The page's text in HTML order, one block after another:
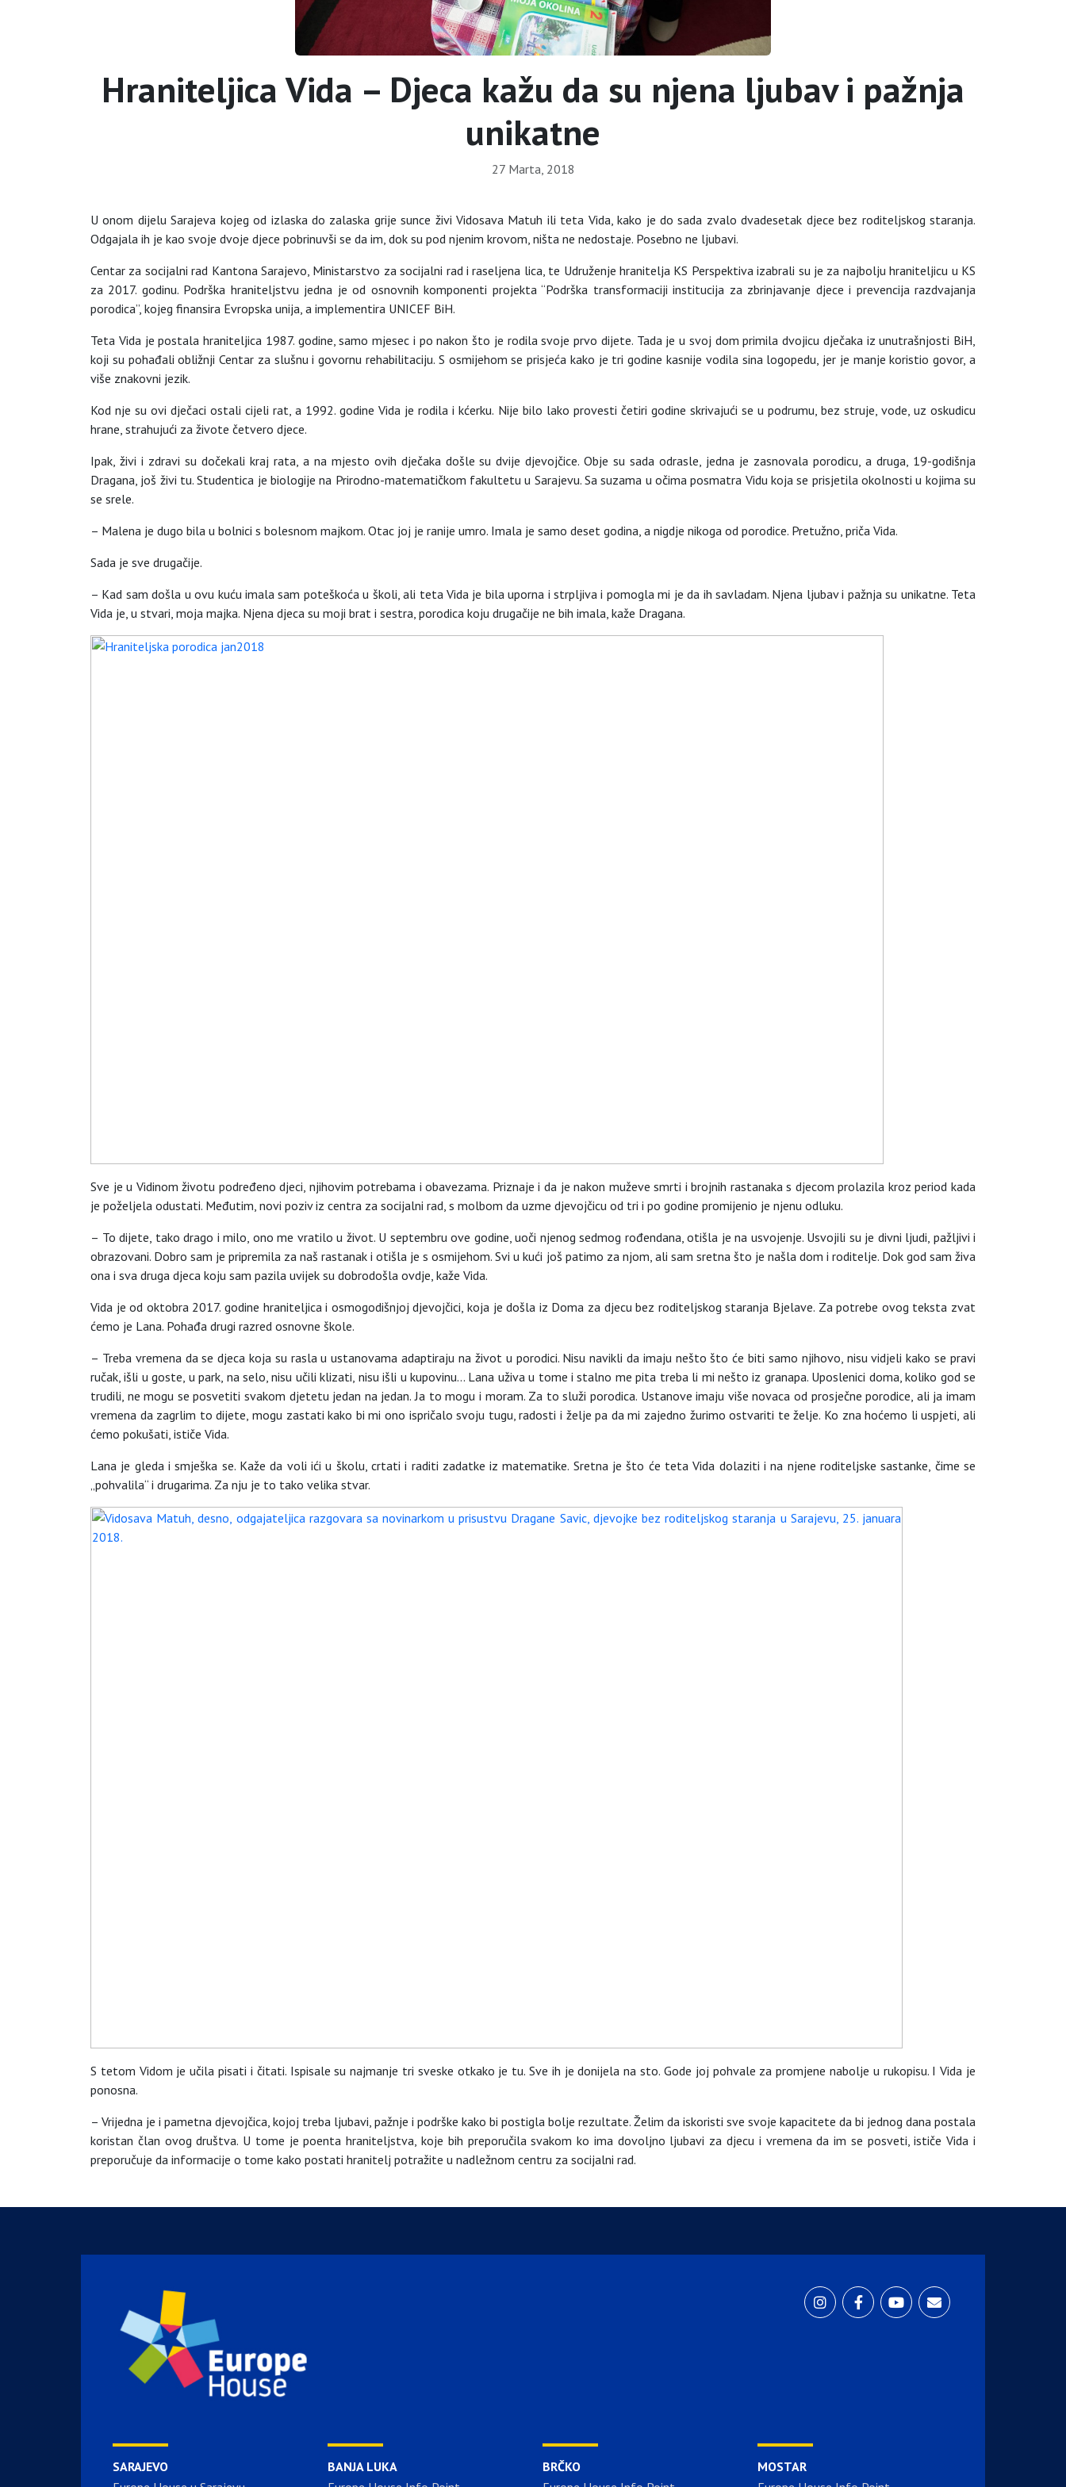
Hraniteljica Vida – Djeca kažu da su njena ljubav i pažnja
unikatne
27 Marta, 2018
U onom dijelu Sarajeva kojeg od izlaska do zalaska grije sunce živi Vidosava Matuh ili teta Vida, kako je do sada zvalo dvadesetak djece bez roditeljskog staranja.
Odgajala ih je kao svoje dvoje djece pobrinuvši se da im, dok su pod njenim krovom, ništa ne nedostaje. Posebno ne ljubavi.
Centar za socijalni rad Kantona Sarajevo, Ministarstvo za socijalni rad i raseljena lica, te Udruženje hranitelja KS Perspektiva izabrali su je za najbolju hraniteljicu u KS
za 2017. godinu. Podrška hraniteljstvu jedna je od osnovnih komponenti projekta “Podrška transformaciji institucija za zbrinjavanje djece i prevencija razdvajanja
porodica”, kojeg finansira Evropska unija, a implementira UNICEF BiH.
Teta Vida je postala hraniteljica 1987. godine, samo mjesec i po nakon što je rodila svoje prvo dijete. Tada je u svoj dom primila dvojicu dječaka iz unutrašnjosti BiH,
koji su pohađali obližnji Centar za slušnu i govornu rehabilitaciju. S osmijehom se prisjeća kako je tri godine kasnije vodila sina logopedu, jer je manje koristio govor, a
više znakovni jezik.
Kod nje su ovi dječaci ostali cijeli rat, a 1992. godine Vida je rodila i kćerku. Nije bilo lako provesti četiri godine skrivajući se u podrumu, bez struje, vode, uz oskudicu
hrane, strahujući za živote četvero djece.
Ipak, živi i zdravi su dočekali kraj rata, a na mjesto ovih dječaka došle su dvije djevojčice. Obje su sada odrasle, jedna je zasnovala porodicu, a druga, 19-godišnja
Dragana, još živi tu. Studentica je biologije na Prirodno-matematičkom fakultetu u Sarajevu. Sa suzama u očima posmatra Vidu koja se prisjetila okolnosti u kojima su
se srele.
– Malena je dugo bila u bolnici s bolesnom majkom. Otac joj je ranije umro. Imala je samo deset godina, a nigdje nikoga od porodice. Pretužno, priča Vida.
Sada je sve drugačije.
– Kad sam došla u ovu kuću imala sam poteškoća u školi, ali teta Vida je bila uporna i strpljiva i pomogla mi je da ih savladam. Njena ljubav i pažnja su unikatne. Teta
Vida je, u stvari, moja majka. Njena djeca su moji brat i sestra, porodica koju drugačije ne bih imala, kaže Dragana.
Sve je u Vidinom životu podređeno djeci, njihovim potrebama i obavezama. Priznaje i da je nakon muževe smrti i brojnih rastanaka s djecom prolazila kroz period kada
je poželjela odustati. Međutim, novi poziv iz centra za socijalni rad, s molbom da uzme djevojčicu od tri i po godine promijenio je njenu odluku.
– To dijete, tako drago i milo, ono me vratilo u život. U septembru ove godine, uoči njenog sedmog rođendana, otišla je na usvojenje. Usvojili su je divni ljudi, pažljivi i
obrazovani. Dobro sam je pripremila za naš rastanak i otišla je s osmijehom. Svi u kući još patimo za njom, ali sam sretna što je našla dom i roditelje. Dok god sam živa
ona i sva druga djeca koju sam pazila uvijek su dobrodošla ovdje, kaže Vida.
Vida je od oktobra 2017. godine hraniteljica i osmogodišnjoj djevojčici, koja je došla iz Doma za djecu bez roditeljskog staranja Bjelave. Za potrebe ovog teksta zvat
ćemo je Lana. Pohađa drugi razred osnovne škole.
– Treba vremena da se djeca koja su rasla u ustanovama adaptiraju na život u porodici. Nisu navikli da imaju nešto što će biti samo njihovo, nisu vidjeli kako se pravi
ručak, išli u goste, u park, na selo, nisu učili klizati, nisu išli u kupovinu… Lana uživa u tome i stalno me pita treba li mi nešto iz granapa. Uposlenici doma, koliko god se
trudili, ne mogu se posvetiti svakom djetetu jedan na jedan. Ja to mogu i moram. Za to služi porodica. Ustanove imaju više novaca od prosječne porodice, ali ja imam
vremena da zagrlim to dijete, mogu zastati kako bi mi ono ispričalo svoju tugu, radosti i želje pa da mi zajedno žurimo ostvariti te želje. Ko zna hoćemo li uspjeti, ali
ćemo pokušati, ističe Vida.
Lana je gleda i smješka se. Kaže da voli ići u školu, crtati i raditi zadatke iz matematike. Sretna je što će teta Vida dolaziti i na njene roditeljske sastanke, čime se
„pohvalila“ i drugarima. Za nju je to tako velika stvar.
S tetom Vidom je učila pisati i čitati. Ispisale su najmanje tri sveske otkako je tu. Sve ih je donijela na sto. Gode joj pohvale za promjene nabolje u rukopisu. I Vida je
ponosna.
– Vrijedna je i pametna djevojčica, kojoj treba ljubavi, pažnje i podrške kako bi postigla bolje rezultate. Želim da iskoristi sve svoje kapacitete da bi jednog dana postala
koristan član ovog društva. U tome je poenta hraniteljstva, koje bih preporučila svakom ko ima dovoljno ljubavi za djecu i vremena da im se posveti, ističe Vida i
preporučuje da informacije o tome kako postati hranitelj potražite u nadležnom centru za socijalni rad.
SARAJEVO
BANJA LUKA
BRČKO
MOSTAR